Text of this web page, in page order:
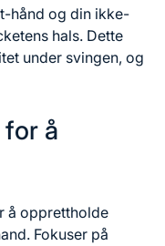
hånd og din ikke-
hals. Dette
under svingen, og
å
å opprettholde
Fokuser på